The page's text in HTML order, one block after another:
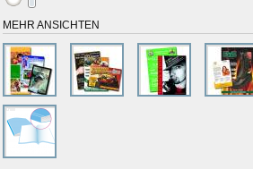
MEHR ANSICHTEN